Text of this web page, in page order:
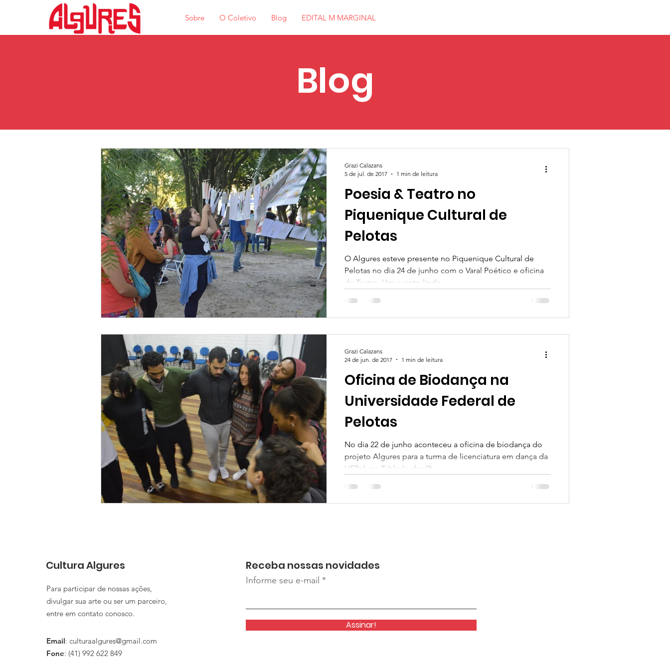
Sobre O Coletivo Blog EDITAL M MARGINAL
Blog
Poesia & Teatro no
Piquenique Cultural de
Pelotas
O Algures esteve presente no Piquenique Cultural de
Pelotas no dia 24 de junho com o Varal Poético e oficina
de Teatro. Um evento lindo...
Grazi Calazans
5 de jul. de 2017
1 min de leitura
Oficina de Biodança na
Universidade Federal de
Pelotas
No dia 22 de junho aconteceu a oficina de biodança do
projeto Algures para a turma de licenciatura em dança da
UFPel, no Tablado das 9h...
Grazi Calazans
24 de jun. de 2017
1 min de leitura
Cultura Algures
Para participar de nossas ações,
divulgar sua arte ou ser um parceiro,
entre em contato conosco.
Email: culturaalgures@gmail.com
Fone: (41) 992 622 849
Receba nossas novidades
Informe seu e-mail
Assinar!